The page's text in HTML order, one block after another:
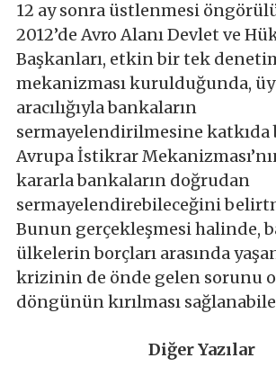
12 ay sonra üstlenmesi
2012’de Avro Alanı Devlet ve
Başkanları, etkin bir tek
mekanizması kurulduğunda,
aracılığıyla bankaların
sermayelendirilmesine
Avrupa İstikrar
kararla bankaların doğrudan
sermayelendirebileceğini
Bunun gerçekleşmesi halinde,
ülkelerin borçları arasında
krizinin de önde gelen sorunu
döngünün kırılması
Diğer Yazılar